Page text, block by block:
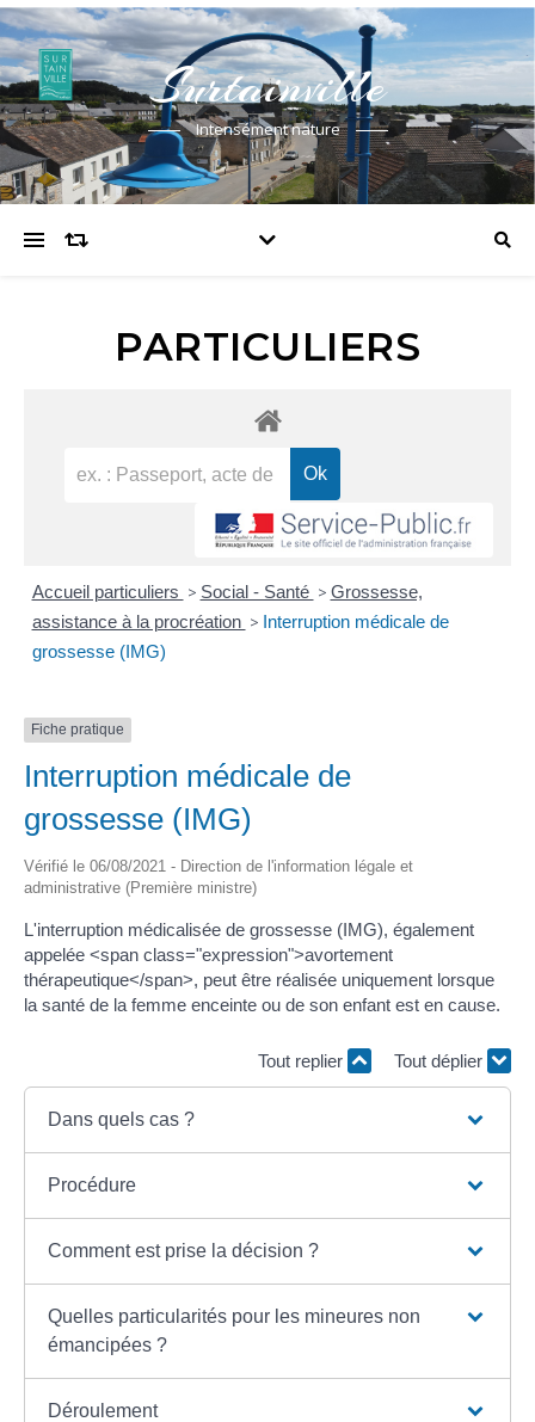
Surtainville
Intensément nature
PARTICULIERS
Accueil particuliers > Social - Santé > Grossesse,
assistance à la procréation > Interruption médicale de
grossesse (IMG)
Fiche pratique
Interruption médicale de
grossesse (IMG)
Vérifié le 06/08/2021 - Direction de l'information légale et
administrative (Première ministre)
L'interruption médicalisée de grossesse (IMG), également
appelée <span class="expression">avortement
thérapeutique</span>, peut être réalisée uniquement lorsque
la santé de la femme enceinte ou de son enfant est en cause.
Tout replier Tout déplier
Dans quels cas ?
Procédure
Comment est prise la décision ?
Quelles particularités pour les mineures non
émancipées ?
Déroulement